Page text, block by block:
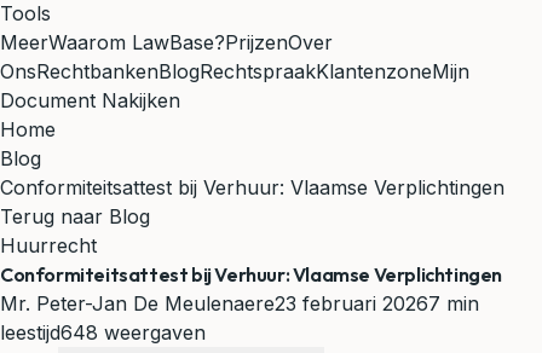
Tools
MeerWaarom LawBase?PrijzenOver
OnsRechtbankenBlogRechtspraakKlantenzoneMijn
Document Nakijken
Home
Blog
Conformiteitsattest bij Verhuur: Vlaamse Verplichtingen
Terug naar Blog
Huurrecht
Conformiteitsattest bij Verhuur: Vlaamse Verplichtingen
Mr. Peter-Jan De Meulenaere23 februari 20267 min
leestijd648 weergaven